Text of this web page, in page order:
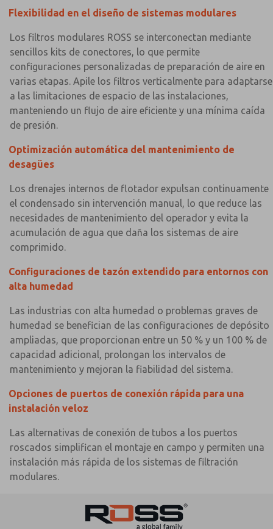
Flexibilidad en el diseño de sistemas modulares
Los filtros modulares ROSS se interconectan mediante
sencillos kits de conectores, lo que permite
configuraciones personalizadas de preparación de aire en
varias etapas. Apile los filtros verticalmente para adaptarse
a las limitaciones de espacio de las instalaciones,
manteniendo un flujo de aire eficiente y una mínima caída
de presión.
Optimización automática del mantenimiento de
desagües
Los drenajes internos de flotador expulsan continuamente
el condensado sin intervención manual, lo que reduce las
necesidades de mantenimiento del operador y evita la
acumulación de agua que daña los sistemas de aire
comprimido.
Configuraciones de tazón extendido para entornos con
alta humedad
Las industrias con alta humedad o problemas graves de
humedad se benefician de las configuraciones de depósito
ampliadas, que proporcionan entre un 50 % y un 100 % de
capacidad adicional, prolongan los intervalos de
mantenimiento y mejoran la fiabilidad del sistema.
Opciones de puertos de conexión rápida para una
instalación veloz
Las alternativas de conexión de tubos a los puertos
roscados simplifican el montaje en campo y permiten una
instalación más rápida de los sistemas de filtración
modulares.